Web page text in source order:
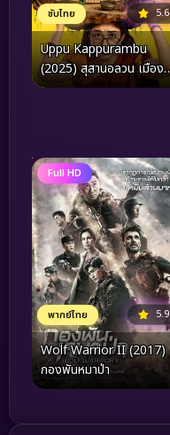
ซับไทย 5.6
Uppu Kappurambu
(2025) สุสานอลวน เมือง
อลเวง
Full HD
พากย์ไทย 5.9
Wolf Warrior II (2017)
กองพันหมาป่า